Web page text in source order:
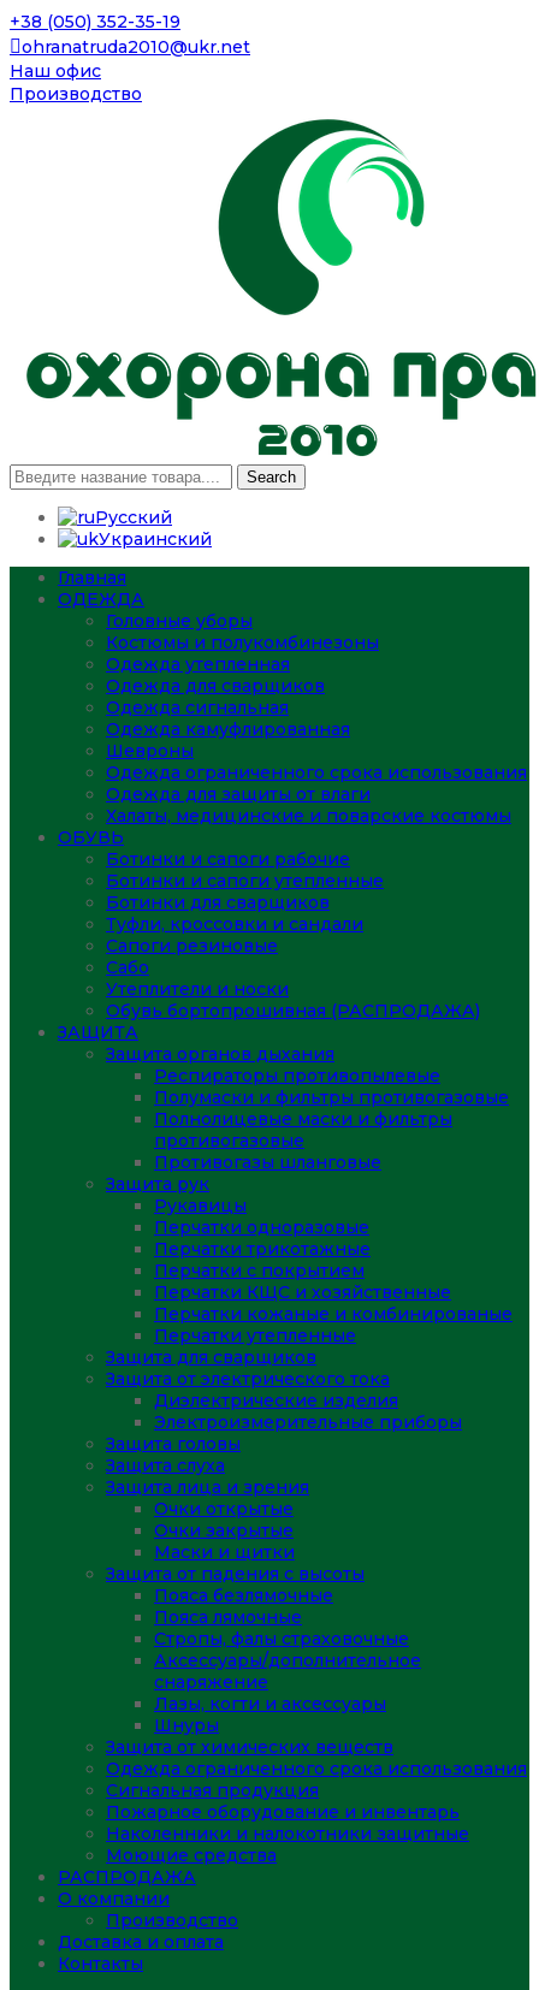
+38 (050) 352-35-19
ohranatruda2010@ukr.net
Наш офис
Производство
Search
Русский
Украинский
Главная
ОДЕЖДА
Головные уборы
Костюмы и полукомбинезоны
Одежда утепленная
Одежда для сварщиков
Одежда сигнальная
Одежда камуфлированная
Шевроны
Одежда ограниченного срока использования
Одежда для защиты от влаги
Халаты, медицинские и поварские костюмы
ОБУВЬ
Ботинки и сапоги рабочие
Ботинки и сапоги утепленные
Ботинки для сварщиков
Туфли, кроссовки и сандали
Сапоги резиновые
Сабо
Утеплители и носки
Обувь бортопрошивная (РАСПРОДАЖА)
ЗАЩИТА
Защита органов дыхания
Респираторы противопылевые
Полумаски и фильтры противогазовые
Полнолицевые маски и фильтры
противогазовые
Противогазы шланговые
Защита рук
Рукавицы
Перчатки одноразовые
Перчатки трикотажные
Перчатки с покрытием
Перчатки КЩС и хозяйственные
Перчатки кожаные и комбинированые
Перчатки утепленные
Защита для сварщиков
Защита от электрического тока
Диэлектрические изделия
Электроизмерительные приборы
Защита головы
Защита слуха
Защита лица и зрения
Очки открытые
Очки закрытые
Маски и щитки
Защита от падения с высоты
Пояса безлямочные
Пояса лямочные
Стропы, фалы страховочные
Аксессуары/дополнительное
снаряжение
Лазы, когти и аксессуары
Шнуры
Защита от химических веществ
Одежда ограниченного срока использования
Сигнальная продукция
Пожарное оборудование и инвентарь
Наколенники и налокотники защитные
Моющие средства
РАСПРОДАЖА
О компании
Производство
Доставка и оплата
Контакты